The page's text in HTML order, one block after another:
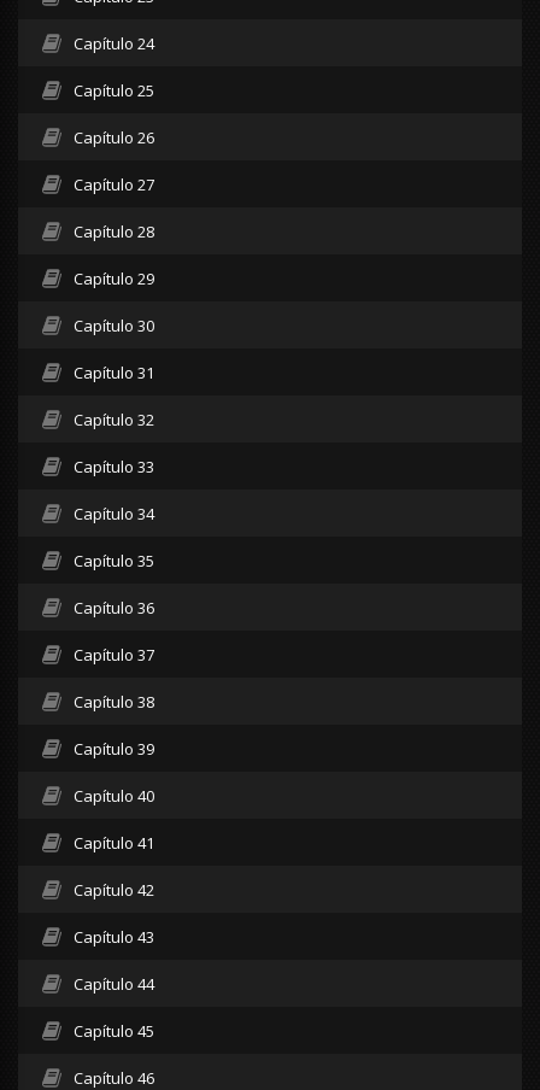
Capítulo 24
Capítulo 25
Capítulo 26
Capítulo 27
Capítulo 28
Capítulo 29
Capítulo 30
Capítulo 31
Capítulo 32
Capítulo 33
Capítulo 34
Capítulo 35
Capítulo 36
Capítulo 37
Capítulo 38
Capítulo 39
Capítulo 40
Capítulo 41
Capítulo 42
Capítulo 43
Capítulo 44
Capítulo 45
Capítulo 46